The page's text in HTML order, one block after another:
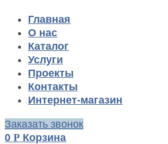
Главная
О нас
Каталог
Услуги
Проекты
Контакты
Интернет-магазин
Заказать звонок
0 Р Корзина